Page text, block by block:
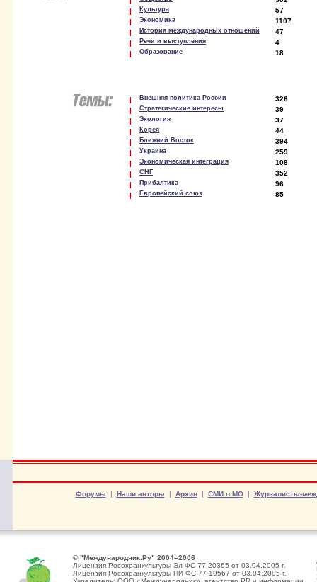
Культура 57
Экономика 1107
История международных отношений 47
Речи и выступления 4
Образование 18
Внешняя политика России 326
Стратегические интересы 39
Экология 37
Корея 44
Ближний Восток 394
Украина 259
Экономическая интеграция 108
СНГ 352
Прибалтика 96
Европейский союз 85
Форумы | Наши авторы | Архив| СМИ о МО| Журналисты-
© "Международник.Ру" 2004–2006
Лицензия Росохранкультуры Эл ФС 77-20365 от 03.04.2005 г.
Лицензия Росохранкультуры ПИ ФС 77-19567 от 03.04.2005 г.